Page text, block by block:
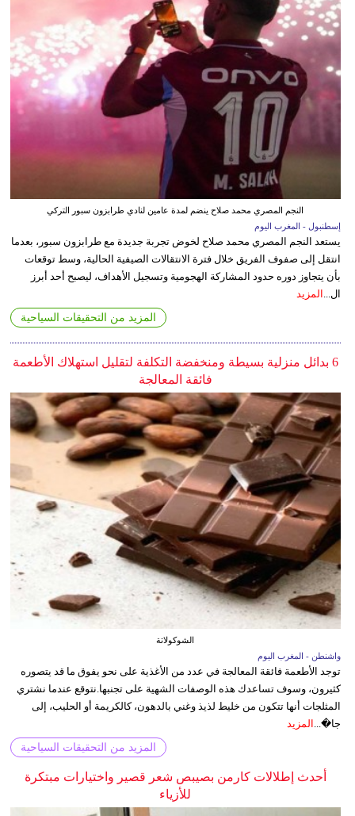
النجم المصري محمد صلاح ينضم لمدة عامين لنادي طرابزون سبور التركي
إسطنبول - المغرب اليوم
يستعد النجم المصري محمد صلاح لخوض تجربة جديدة مع طرابزون سبور، بعدما
انتقل إلى صفوف الفريق خلال فترة الانتقالات الصيفية الحالية، وسط توقعات
بأن يتجاوز دوره حدود المشاركة الهجومية وتسجيل الأهداف، ليصبح أحد أبرز
ال... المزيد
المزيد من التحقيقات السياحية
6 بدائل منزلية بسيطة ومنخفضة التكلفة لتقليل استهلاك الأطعمة
فائقة المعالجة
الشوكولاتة
واشنطن - المغرب اليوم
توجد الأطعمة فائقة المعالجة في عدد من الأغذية على نحو يفوق ما قد يتصوره
كثيرون، وسوف تساعدك هذه الوصفات الشهية على تجنبها.نتوقع عندما نشتري
المثلجات أنها تتكون من خليط لذيذ وغني بالدهون، كالكريمة أو الحليب، إلى
جا�... المزيد
المزيد من التحقيقات السياحية
أحدث إطلالات كارمن بصيبص شعر قصير واختيارات مبتكرة
للأزياء